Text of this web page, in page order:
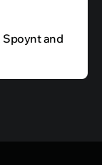
Spoynt and